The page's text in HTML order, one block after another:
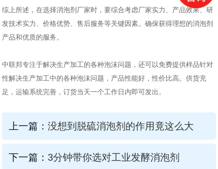
综上所述，在选择消泡剂厂家时，要综合考虑厂家实力、 产品效果、研
发技术实力 、价格优势、售后服务等关键因素。确保获得理想的消泡剂
产品和优质的服务。
中联邦专注于解决生产加工的各种泡沫问题，还可以免费提供样品针对
性解决生产加工中的各种泡沫问题，产品性能好，性价比高。供货充
足，运输系统完善，订货当天一个工作日内即可发出。
上一篇： 没想到脱硫消泡剂的作用竟这么大
下一篇： 3分钟带你选对工业发酵消泡剂